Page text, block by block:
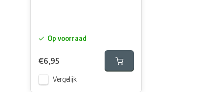
Op voorraad
€6,95
Vergelijk